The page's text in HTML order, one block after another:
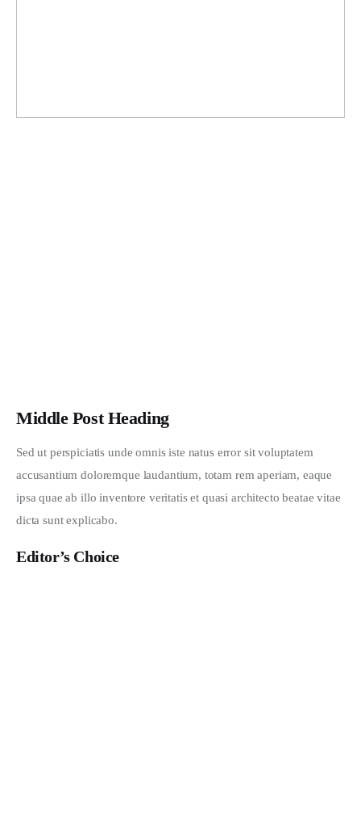
Middle Post Heading
Sed ut perspiciatis unde omnis iste natus error sit voluptatem
accusantium doloremque laudantium, totam rem aperiam, eaque
ipsa quae ab illo inventore veritatis et quasi architecto beatae vitae
dicta sunt explicabo.
Editor’s Choice